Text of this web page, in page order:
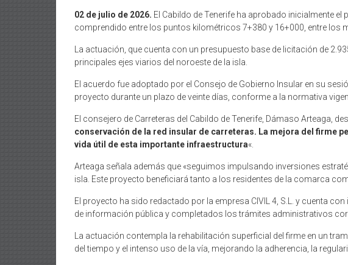
02 de julio de 2026. El Cabildo de Tenerife ha aprobado inicialmente
comprendido entre los puntos kilométricos 7+380 y 16+000, entre los
La actuación, que cuenta con un presupuesto base de licitación de
principales ejes viarios del noroeste de la isla.
El acuerdo fue adoptado por el Consejo de Gobierno Insular en su
proyecto durante un plazo de veinte días, conforme a la normativa
El consejero de Carreteras del Cabildo de Tenerife, Dámaso Arteaga,
conservación de la red insular de carreteras. La mejora del firme
vida útil de esta importante infraestructura«.
Arteaga señala además que «seguimos impulsando inversiones
isla. Este proyecto beneficiará tanto a los residentes de la comarca
El proyecto ha sido redactado por la empresa CIVIL 4, S.L. y cuenta
de información pública y completados los trámites administrativos
La actuación contempla la rehabilitación superficial del firme en un
del tiempo y el intenso uso de la vía, mejorando la adherencia, la